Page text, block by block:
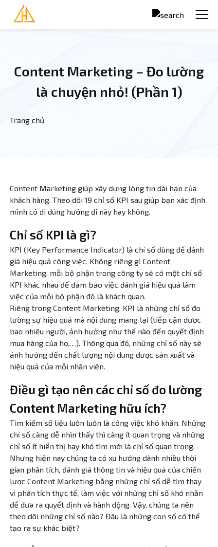
Nhảy đến nội dung
Content Marketing – Đo lường
là chuyện nhỏ! (Phần 1)
Bạn đang ở đây
Trang chủ
Content Marketing giúp xây dựng lòng tin dài hạn của
khách hàng. Theo dõi 19 chỉ số KPI sau giúp bạn xác định
mình có đi đúng hướng đi này hay không.
Chỉ số KPI là gì?
KPI (Key Performance Indicator) là chỉ số dùng để đánh
giá hiệu quả công việc. Không riêng gì Content
Marketing, mỗi bộ phận trong công ty sẽ có một chỉ số
KPI khác nhau để đảm bảo việc đánh giá hiệu quả làm
việc của mỗi bộ phận đó là khách quan.
Riêng trong Content Marketing, KPI là những chỉ số đo
lường sự hiệu quả mà nội dung mang lại (tiếp cận được
bao nhiêu người, ảnh hưởng như thế nào đến quyết định
mua hàng của họ,…). Thông qua đó, những chỉ số này sẽ
ảnh hưởng đến chất lượng nội dung được sản xuất và
hiệu quả của mỗi nhân viên.
Điều gì tạo nên các chỉ số đo lường
Content Marketing hữu ích?
Tìm kiếm số liệu luôn luôn là công việc khó khăn. Những
chỉ số càng dễ nhìn thấy thì càng ít quan trọng và những
chỉ số ít hiển thị hay khó tìm mới là chỉ số quan trọng.
Nhưng hiện nay chúng ta có xu hướng dành nhiều thời
gian phân tích, đánh giá thông tin và hiệu quả của chiến
lược Content Marketing bằng những chỉ số dễ tìm thay
vì phân tích thực tế, làm việc với những chỉ số khó nhằn
để đưa ra quyết định và hành động. Vậy, chúng ta nên
theo dõi những chỉ số nào? Đâu là những con số có thể
tạo ra sự khác biệt?